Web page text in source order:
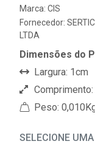
Marca: CIS
Fornecedor:
LTDA
Dimensões do
Largura: 1cm
Peso:
SELECIONE